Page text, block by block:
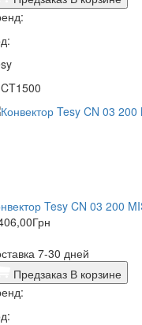
Tesy CN 03 200
Грн
7-30 дней
Предзаказ В корзине